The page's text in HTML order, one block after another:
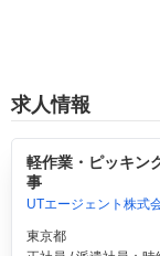
求人情報
軽作業・ピッキン
事
UTエージェント株式
東京都